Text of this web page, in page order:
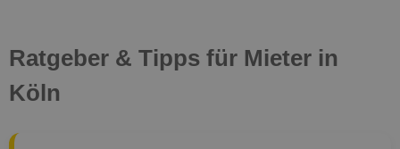
Ratgeber & Tipps für Mieter in
Köln